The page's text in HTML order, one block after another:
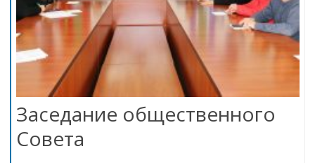
Заседание общественного
Совета